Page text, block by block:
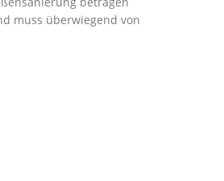
muss überwiegend von